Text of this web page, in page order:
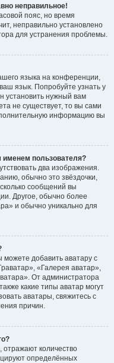
неправильное!
пояс, но время
неправильно установлено
для устранения проблемы.
языка на конференции,
язык. Попробуйте узнать у
установить нужный вам
не существует, то вы сами
информацию вы
пользователя?
два изображения.
обычно это звёздочки,
сообщений вы
Другое, обычно более
и обычно уникально для
добавить аватару с
«Галерея аватар»,
От администратора
какие типы аватар могут
аватары, свяжитесь с
причин.
количество
определённых